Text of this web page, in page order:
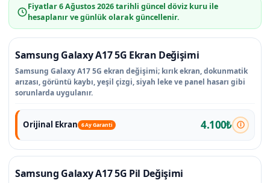
Fiyatlar6 Ağustos 2026tarihli güncel döviz kuru ile
hesaplanır ve günlük olarak güncellenir.
Samsung Galaxy A17 5G Ekran Değişimi
Samsung Galaxy A17 5G ekran değişimi; kırık ekran, dokunmatik
arızası, görüntü kaybı, yeşil çizgi, siyah leke ve panel hasarı gibi
sorunlarda uygulanır.
Orijinal Ekran 6 Ay Garanti 4.100₺
Samsung Galaxy A17 5G Pil Değişimi